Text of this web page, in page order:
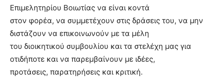
Επιμελητηρίου Βοιωτίας να είναι κοντά
στον φορέα, να συμμετέχουν στις δράσεις του, να μην
διστάζουν να επικοινωνούν με τα μέλη
του διοικητικού συμβουλίου και τα στελέχη μας για
οτιδήποτε και να παρεμβαίνουν με ιδέες,
προτάσεις, παρατηρήσεις και κριτική.